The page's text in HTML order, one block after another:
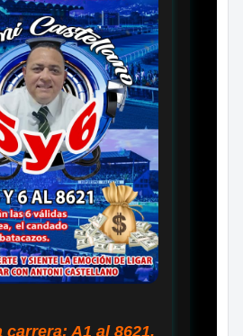
carrera: A1 al 8621,